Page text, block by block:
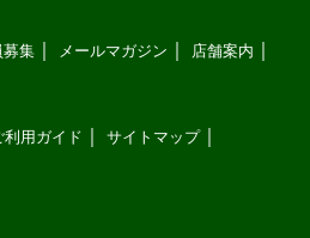
募集 メールマガジン 店舗案内
利用ガイド サイトマップ